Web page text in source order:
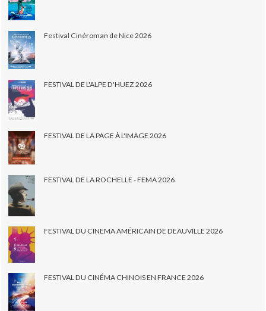
Festival Cinéroman de Nice 2026
FESTIVAL DE L'ALPE D'HUEZ 2026
FESTIVAL DE LA PAGE À L'IMAGE 2026
FESTIVAL DE LA ROCHELLE - FEMA 2026
FESTIVAL DU CINEMA AMÉRICAIN DE DEAUVILLE 2026
FESTIVAL DU CINÉMA CHINOIS EN FRANCE 2026